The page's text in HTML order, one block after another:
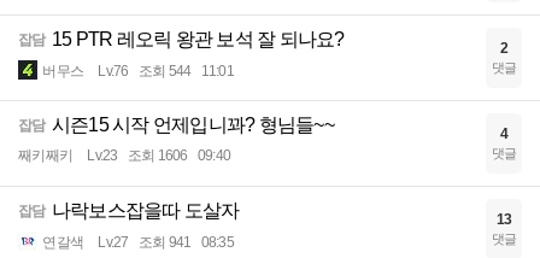
잡담 15 PTR 레오릭 왕관 보석 잘 되나요?
버무스 Lv.76 조회 544 11:01
2
댓글
잡담 시즌15 시작 언제입니꽈? 형님들~~
째키째키 Lv.23 조회 1606 09:40
4
댓글
잡담 나락보스잡을따 도살자
연갈색 Lv.27 조회 941 08:35
13
댓글